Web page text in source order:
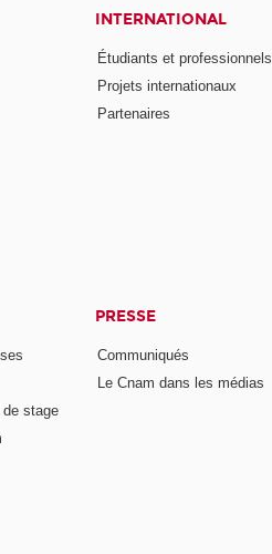
INTERNATIONAL
Étudiants et professionnels
Projets internationaux
Partenaires
de stage
PRESSE
Communiqués
Le Cnam dans les médias